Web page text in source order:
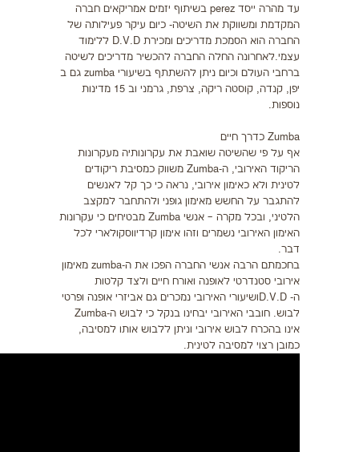
עד מהרה ייסד perez בשיתוף יזמים אמריקאים חברה
המקדמת ומשווקת את השיטה- כיום עיקר פעילותה של
החברה הוא הסמכת מדריכים ומכירת D.V.D ללימוד
עצמי.לאחרונה החלה החברה להכשיר מדריכים לשיטה
ברחבי העולם וכיום ניתן להשתתף בשיעורי zumba גם ב
יפן, קנדה, קוסטה ריקה, צרפת, גרמני וב 15 מדינות
נוספות.
Zumba כדרך חיים
אף על פי שהשיטה שואבת את עקרונותיה מעקרונות
הריקוד האירובי, ה-Zumba משווק כמסיבת ריקודים
לטינית ולא כאימון אירובי, נראה כי כך קל לאנשים
להתגבר על החשש מאימון גופני ולהתחבר למקצב
הלטיני, ובכל מקרה – אנשי Zumba מבטיחים כי עקרונות
האימון האירובי נשמרים וזהו אימון קרדיווסקולארי לכל
דבר.
בחכמתם הרבה אנשי החברה הפכו את ה-zumba מאימון
אירובי סטנדרטי לאופנה ואורח חיים ולצד קלטות
ה- D.V.Dושיעורי האירובי נמכרים גם אביזרי אופנה ופרטי
לבוש. חובבי האירובי יבחינו בנקל כי לבוש ה-Zumba
אינו בהכרח לבוש אירובי וניתן ללבוש אותו למסיבה,
כמובן רצוי למסיבה לטינית.